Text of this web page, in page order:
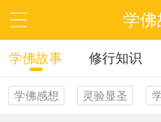
学佛
学佛故事 修行知识
学佛感想 灵验显圣